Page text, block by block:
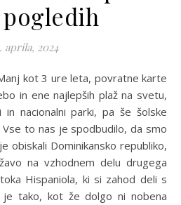
aprila, 2024
in ene najlepših plaž na svetu,
in nacionalni parki, pa še šolske
Vse to nas je spodbudilo, da smo
obiskali Dominikansko republiko,
na vzhodnem delu drugega
Hispaniola, ki si zahod deli s
je tako, kot že dolgo ni nobena